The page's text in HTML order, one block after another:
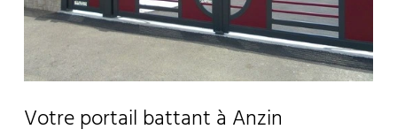
Votre portail battant à Anzin